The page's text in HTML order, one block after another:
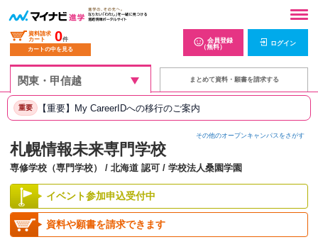
資料請求
カート
0件
カートの中を見る
会員登録
（無料）
ログイン
まとめて資料・願書を請求する
重要 【重要】My CareerIDへの移行のご案内
その他のオープンキャンパスをさがす
札幌情報未来専門学校
専修学校（専門学校） / 北海道 認可 / 学校法人桑園学園
イベント参加申込受付中
資料や願書を請求できます